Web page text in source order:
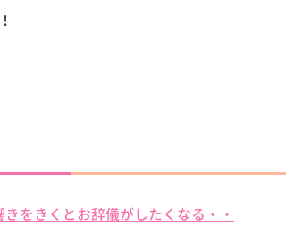
きをきくとお辞儀がしたくなる・・